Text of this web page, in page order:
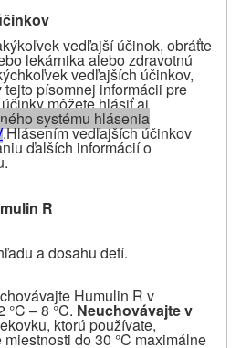
vedľajší účinok, obráťte
lekárnika alebo zdravotnú
vedľajších účinkov,
písomnej informácii pre
môžete hlásiť aj
systému hlásenia
.Hlásením vedľajších účinkov
ďalších informácií o
R
a dosahu detí.
Humulin R v
– 8 °C. Neuchovávajte v
ktorú používate,
do 30 °C maximálne